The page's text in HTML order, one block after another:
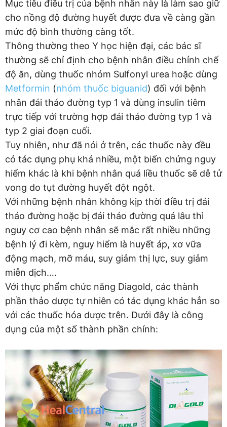
Mục tiêu điều trị của bệnh nhân này là làm sao giữ
cho nồng độ đường huyết được đưa về càng gần
mức độ bình thường càng tốt.
Thông thường theo Y học hiện đại, các bác sĩ
thường sẽ chỉ định cho bệnh nhân điều chỉnh chế
độ ăn, dùng thuốc nhóm Sulfonyl urea hoặc dùng
Metformin (nhóm thuốc biguanid) đối với bệnh
nhân đái tháo đường typ 1 và dùng insulin tiêm
trực tiếp với trường hợp đái tháo đường typ 1 và
typ 2 giai đoạn cuối.
Tuy nhiên, như đã nói ở trên, các thuốc này đều
có tác dụng phụ khá nhiều, một biến chứng nguy
hiểm khác là khi bệnh nhân quá liều thuốc sẽ dễ tử
vong do tụt đường huyết đột ngột.
Với những bệnh nhân không kịp thời điều trị đái
tháo đường hoặc bị đái tháo đường quá lâu thì
nguy cơ cao bệnh nhân sẽ mắc rất nhiều những
bệnh lý đi kèm, nguy hiểm là huyết áp, xơ vữa
động mạch, mỡ máu, suy giảm thị lực, suy giảm
miễn dịch….
Với thực phẩm chức năng Diagold, các thành
phần thảo dược tự nhiên có tác dụng khác hẳn so
với các thuốc hóa dược trên. Dưới đây là công
dụng của một số thành phần chính: